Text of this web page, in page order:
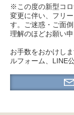
※この度の新型コ
変更に伴い、フリ
す。ご迷惑・ご面
理解のほどお願い申
お手数をおかけし
ルフォーム、LINE